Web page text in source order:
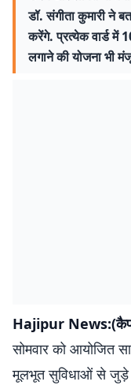
डॉ. संगीता कुमारी ने
करेंगे. प्रत्येक वार्ड में
लगाने की योजना भी
Hajipur News:(कैफ
सोमवार को आयोजित
मूलभूत सुविधाओं से जुड़े